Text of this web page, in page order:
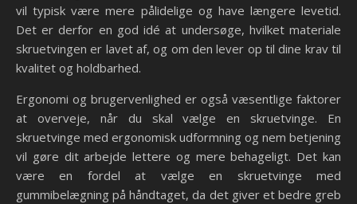
vil typisk være mere pålidelige og have længere levetid.
Det er derfor en god idé at undersøge, hvilket materiale
skruetvingen er lavet af, og om den lever op til dine krav til
kvalitet og holdbarhed.
Ergonomi og brugervenlighed er også væsentlige faktorer
at overveje, når du skal vælge en skruetvinge. En
skruetvinge med ergonomisk udformning og nem betjening
vil gøre dit arbejde lettere og mere behageligt. Det kan
være en fordel at vælge en skruetvinge med
gummibelægning på håndtaget, da det giver et bedre greb